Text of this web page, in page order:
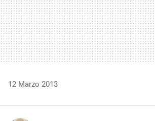
12 Marzo 2013